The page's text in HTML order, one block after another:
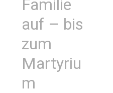
Familie
auf – bis
zum
Martyriu
m